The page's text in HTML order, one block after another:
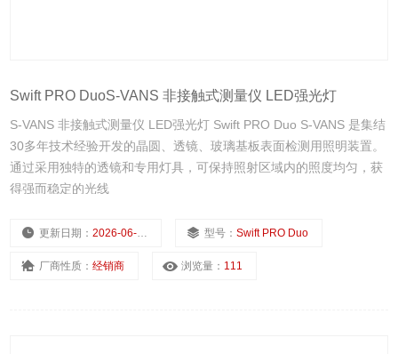
Swift PRO DuoS-VANS 非接触式测量仪 LED强光灯
S-VANS 非接触式测量仪 LED强光灯 Swift PRO Duo S-VANS 是集结
30多年技术经验开发的晶圆、透镜、玻璃基板表面检测用照明装置。
通过采用独特的透镜和专用灯具，可保持照射区域内的照度均匀，获
得强而稳定的光线
更新日期：2026-06-02 型号：Swift PRO Duo
厂商性质：经销商 浏览量： 111